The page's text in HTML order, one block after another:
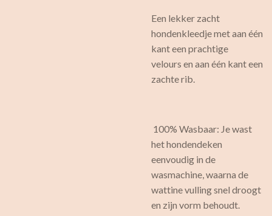
Een lekker zacht
hondenkleedje met aan één
kant een prachtige
velours en aan één kant een
zachte rib.
100% Wasbaar: Je wast
het hondendeken
eenvoudig in de
wasmachine, waarna de
wattine vulling snel droogt
en zijn vorm behoudt.